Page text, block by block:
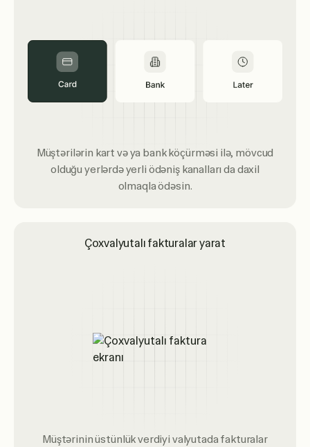
Müştərilərin kart və ya bank köçürməsi ilə, mövcud
olduğu yerlərdə yerli ödəniş kanalları da daxil
olmaqla ödəsin.
Çoxvalyutalı fakturalar yarat
Müştərinin üstünlük verdiyi valyutada fakturalar